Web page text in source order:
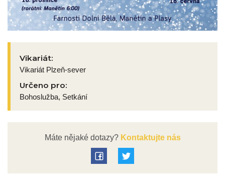
Vikariát:
Vikariát Plzeň-sever
Určeno pro:
Bohoslužba, Setkání
Máte nějaké dotazy?Kontaktujte nás